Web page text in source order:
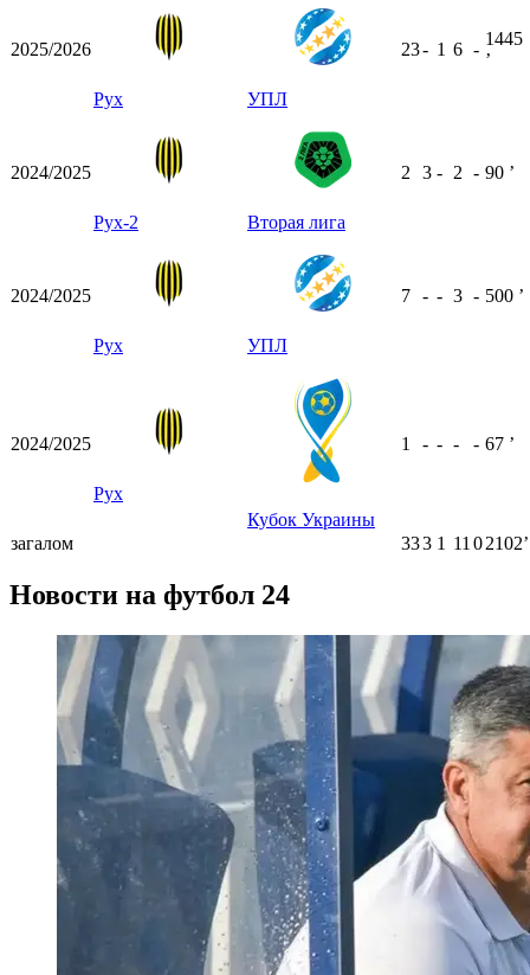
2025/2026
Рух УПЛ
23- 1 6 -
1445
ʼ
2024/2025
Рух-2 Вторая лига
2 3 - 2 - 90 ʼ
2024/2025
Рух УПЛ
7 - - 3 - 500 ʼ
2024/2025
Рух
Кубок Украины
1 - - - - 67 ʼ
загалом 333 1 11 02102ʼ
Новости на футбол 24